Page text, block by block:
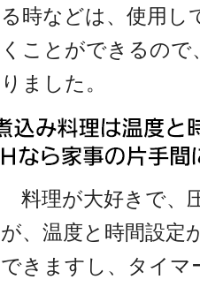
る時などは、使用し
くことができるの
りました。
料理が大好きで、
が、温度と時間設定
できますし、タイマ